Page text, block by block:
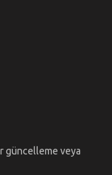
güncelleme veya